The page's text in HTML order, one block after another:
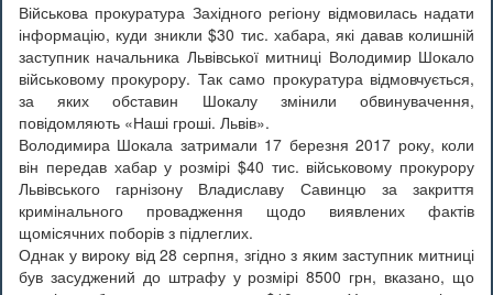
Військова прокуратура Західного регіону відмовилась надати
інформацію, куди зникли $30 тис. хабара, які давав колишній
заступник начальника Львівської митниці Володимир Шокало
військовому прокурору. Так само прокуратура відмовчується,
за яких обставин Шокалу змінили обвинувачення,
повідомляють «Наші гроші. Львів».
Володимира Шокала затримали 17 березня 2017 року, коли
він передав хабар у розмірі $40 тис. військовому прокурору
Львівського гарнізону Владиславу Савинцю за закриття
кримінального провадження щодо виявлених фактів
щомісячних поборів з підлеглих.
Однак у вироку від 28 серпня, згідно з яким заступник митниці
був засуджений до штрафу у розмірі 8500 грн, вказано, що